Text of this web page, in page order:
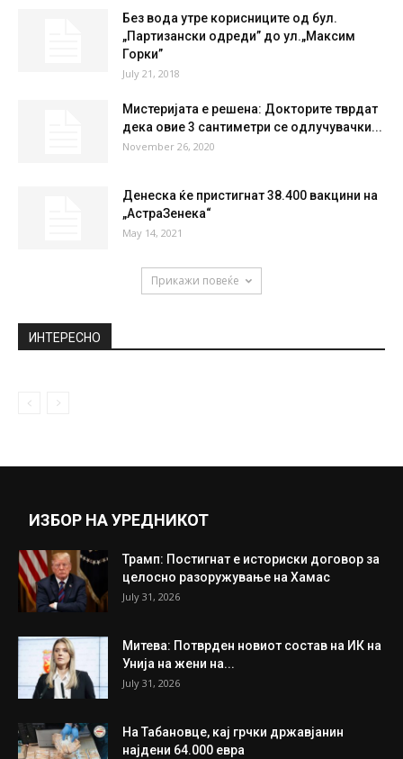
Без вода утре корисниците од бул.
„Партизански одреди” до ул.„Максим
Горки”
July 21, 2018
Мистеријата е решена: Докторите тврдат
дека овие 3 сантиметри се одлучувачки...
November 26, 2020
Денеска ќе пристигнат 38.400 вакцини на
„АстраЗенека“
May 14, 2021
Прикажи повеќе
ИНТЕРЕСНО
ИЗБОР НА УРЕДНИКОТ
Трамп: Постигнат е историски договор за
целосно разоружување на Хамас
July 31, 2026
Митева: Потврден новиот состав на ИК на
Унија на жени на...
July 31, 2026
На Табановце, кај грчки државјанин
најдени 64.000 евра